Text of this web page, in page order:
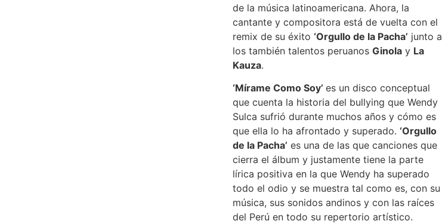
de la música latinoamericana. Ahora, la
cantante y compositora está de vuelta con el
remix de su éxito ‘Orgullo de la Pacha’ junto a
los también talentos peruanos Ginolay La
Kauza.
‘Mírame Como Soy’ es un disco conceptual
que cuenta la historia del bullying que Wendy
Sulca sufrió durante muchos años y cómo es
que ella lo ha afrontado y superado. ‘Orgullo
de la Pacha’ es una de las que canciones que
cierra el álbum y justamente tiene la parte
lírica positiva en la que Wendy ha superado
todo el odio y se muestra tal como es, con su
música, sus sonidos andinos y con las raíces
del Perú en todo su repertorio artístico.